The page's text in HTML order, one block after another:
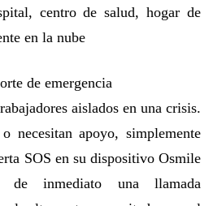
centro de salud, hogar de
en la nube
de emergencia
aislados en una crisis.
necesitan apoyo, simplemente
SOS en su dispositivo Osmile
de inmediato una llamada